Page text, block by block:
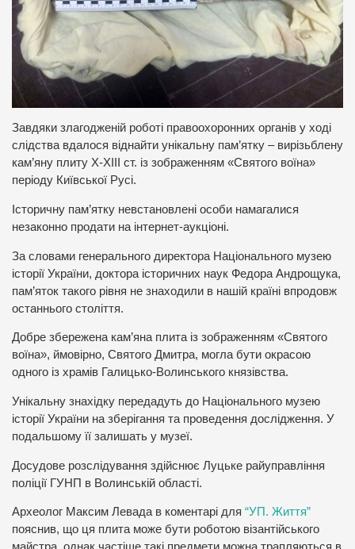
Завдяки злагодженій роботі правоохоронних органів у ході
слідства вдалося віднайти унікальну пам’ятку – вирізьблену
кам’яну плиту Х-ХІІІ ст. із зображенням «Святого воїна»
періоду Київської Русі.
Історичну пам’ятку невстановлені особи намагалися
незаконно продати на інтернет-аукціоні.
За словами генерального директора Національного музею
історії України, доктора історичних наук Федора Андрощука,
пам’яток такого рівня не знаходили в нашій країні впродовж
останнього століття.
Добре збережена кам’яна плита із зображенням «Святого
воїна», ймовірно, Святого Дмитра, могла бути окрасою
одного із храмів Галицько-Волинського князівства.
Унікальну знахідку передадуть до Національного музею
історії України на зберігання та проведення дослідження. У
подальшому її залишать у музеї.
Досудове розслідування здійснює Луцьке райуправління
поліції ГУНП в Волинській області.
Археолог Максим Левада в коментарі для “УП. Життя”
пояснив, що ця плита може бути роботою візантійського